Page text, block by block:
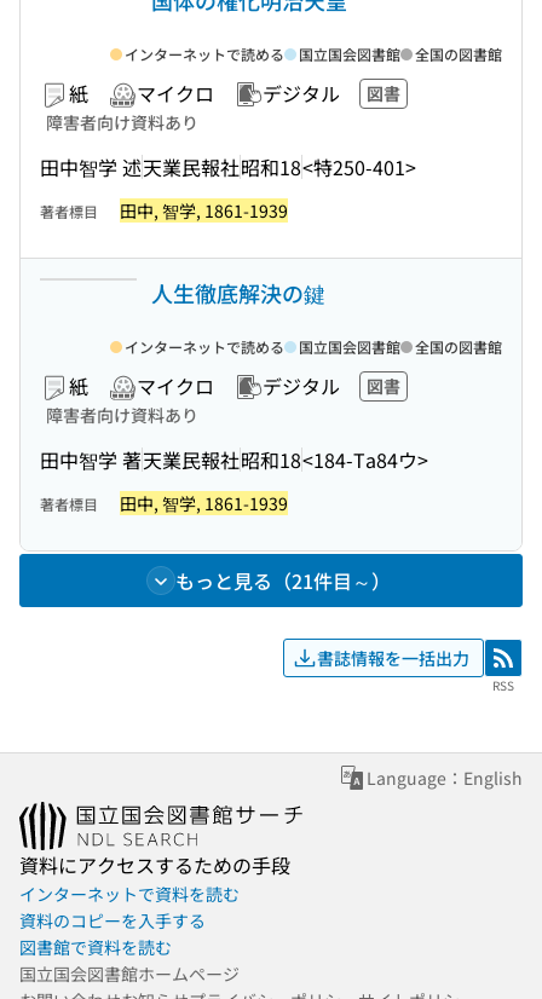
紙 マイクロ デジタル
図書
障害者向け資料あり
田中智学 述天業民報社昭和18<特250-401>
インターネットで読める 国立国会図書館 全国の図書館
著者標目 田中, 智学, 1861-1939
人生徹底解決の鍵
紙 マイクロ デジタル
図書
障害者向け資料あり
田中智学 著天業民報社昭和18<184-Ta84ウ>
インターネットで読める 国立国会図書館 全国の図書館
著者標目 田中, 智学, 1861-1939
もっと見る（21件目～）
書誌情報を一括出力 RSS
RSS
Language：English
資料にアクセスするための手段
インターネットで資料を読む
資料のコピーを入手する
図書館で資料を読む
国立国会図書館ホームページ